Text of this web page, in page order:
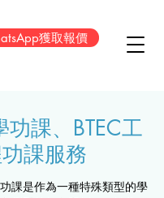
獲取報價
課、BTEC工
課服務
課是作為一種特殊類型的學